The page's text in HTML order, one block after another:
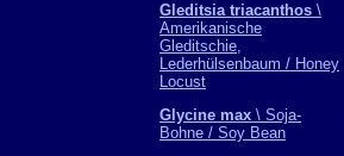
Gleditsia triacanthos \
Amerikanische
Gleditschie,
Lederhülsenbaum / Honey
Locust
Glycine max \ Soja-
Bohne / Soy Bean